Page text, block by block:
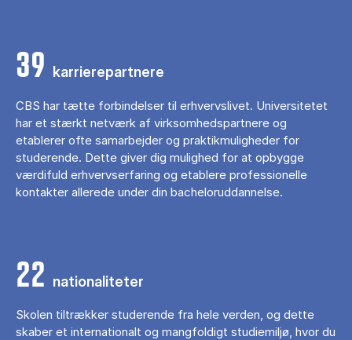
39 karrierepartnere
CBS har tætte forbindelser til erhvervslivet. Universitetet
har et stærkt netværk af virksomhedspartnere og
etablerer ofte samarbejder og praktikmuligheder for
studerende. Dette giver dig mulighed for at opbygge
værdifuld erhvervserfaring og etablere professionelle
kontakter allerede under din bacheloruddannelse.
22 nationaliteter
Skolen tiltrækker studerende fra hele verden, og dette
skaber et internationalt og mangfoldigt studiemiljø, hvor du